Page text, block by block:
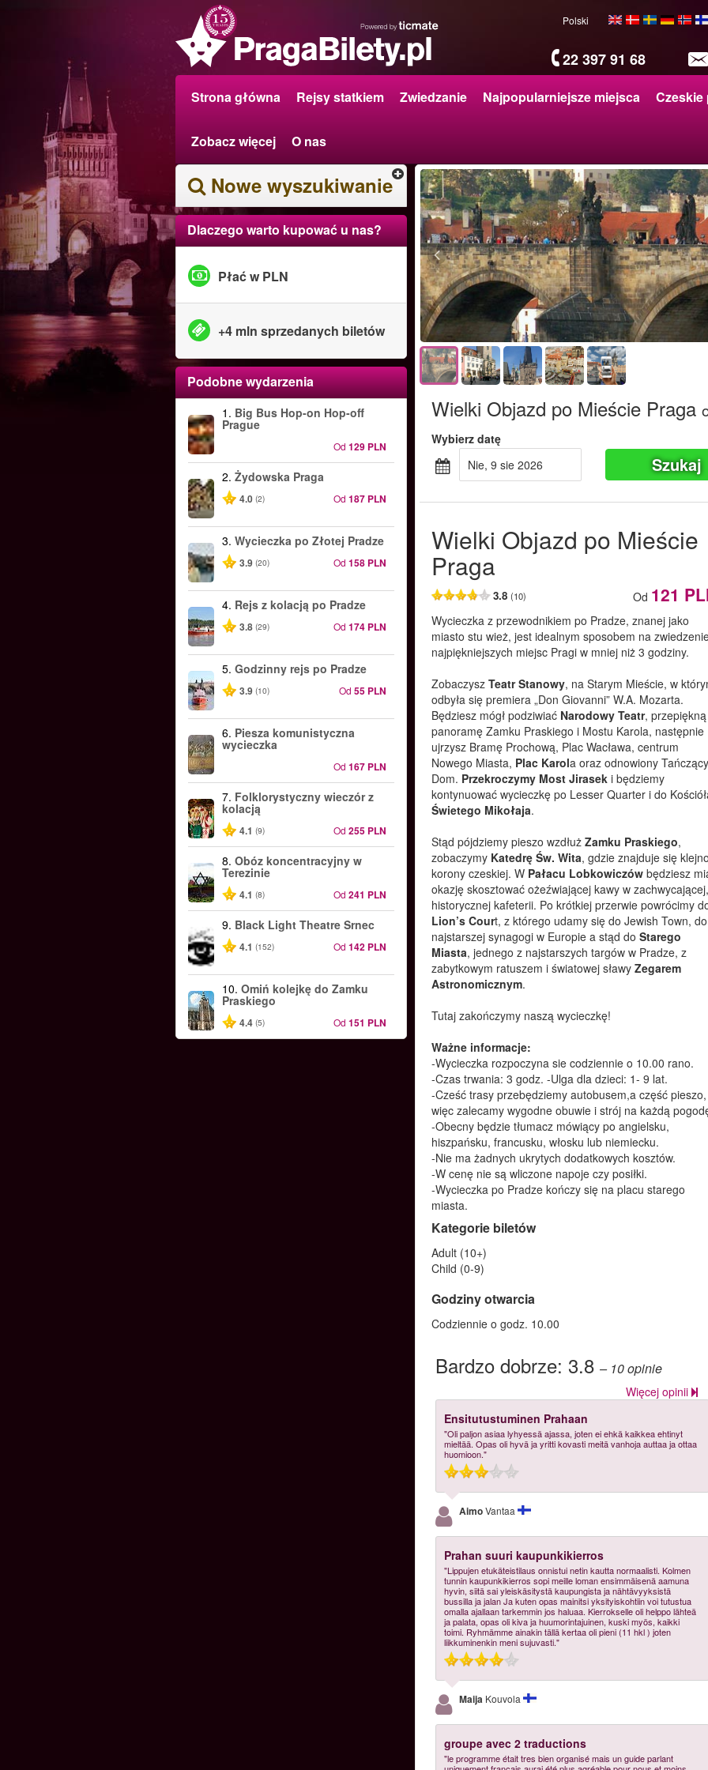
22 397 91 68
Polski
Strona główna Rejsy statkiem Zwiedzanie Najpopularniejsze miejsca Czeskie
Zobacz więcej O nas
Nowe wyszukiwanie
Dlaczego warto kupować u nas?
Płać w PLN
+4 mln sprzedanych biletów
Podobne wydarzenia
1. Big Bus Hop-on Hop-off
Prague
Od 129 PLN
2. Żydowska Praga
4.0 (2) Od 187 PLN
3. Wycieczka po Złotej Pradze
3.9 (20) Od 158 PLN
4. Rejs z kolacją po Pradze
3.8 (29) Od 174 PLN
5. Godzinny rejs po Pradze
3.9 (10) Od 55 PLN
6. Piesza komunistyczna
wycieczka
Od 167 PLN
7. Folklorystyczny wieczór z
kolacją
4.1 (9) Od 255 PLN
8. Obóz koncentracyjny w
Terezinie
4.1 (8) Od 241 PLN
9. Black Light Theatre Srnec
4.1 (152) Od 142 PLN
10. Omiń kolejkę do Zamku
Praskiego
4.4 (5) Od 151 PLN
Wielki Objazd po Mieście Praga
Wybierz datę
nie, 9 sie 2026
Szukaj
Wielki Objazd po Mieście
Praga
3.8(10) Od 121
Wycieczka z przewodnikiem po Pradze, znanej jako
miasto stu wież, jest idealnym sposobem na
najpiękniejszych miejsc Pragi w mniej niż 3 godziny.
Zobaczysz Teatr Stanowy, na Starym Mieście, w
odbyła się premiera „Don Giovanni” W.A. Mozarta.
Będziesz mógł podziwiać Narodowy Teatr, przepiękną
panoramę Zamku Praskiego i Mostu Karola, następnie
ujrzysz Bramę Prochową, Plac Wacława, centrum
Nowego Miasta, Plac Karola oraz odnowiony
Dom. Przekroczymy Most Jirasek i będziemy
kontynuować wycieczkę po Lesser Quarter i do
Świetego Mikołaja.
Stąd pójdziemy pieszo wzdłużZamku Praskiego,
zobaczymy Katedrę Św. Wita, gdzie znajduje się
korony czeskiej. W Pałacu Lobkowiczów będziesz
okazję skosztować ożeźwiającej kawy w
historycznej kafeterii. Po krótkiej przerwie powrócimy
Lion’s Court, z którego udamy się do Jewish Town, do
najstarszej synagogi w Europie a stąd doStarego
Miasta, jednego z najstarszych targów w Pradze, z
zabytkowym ratuszem i światowej sławyZegarem
Astronomicznym.
Tutaj zakończymy naszą wycieczkę!
Ważne informacje:
-Wycieczka rozpoczyna sie codziennie o 10.00 rano.
-Czas trwania: 3 godz. -Ulga dla dzieci: 1- 9 lat.
-Cześć trasy przebędziemy autobusem,a część pieszo,
więc zalecamy wygodne obuwie i strój na każdą
-Obecny będzie tłumacz mówiący po angielsku,
hiszpańsku, francusku, włosku lub niemiecku.
-Nie ma żadnych ukrytych dodatkowych kosztów.
-W cenę nie są wliczone napoje czy posiłki.
-Wycieczka po Pradze kończy się na placu starego
miasta.
Kategorie biletów
Adult (10+)
Child (0-9)
Godziny otwarcia
Codziennie o godz. 10.00
Bardzo dobrze: 3.8– 10opinie
Więcej opinii
Ensitutustuminen Prahaan
"Oli paljon asiaa lyhyessä ajassa, joten ei ehkä kaikkea ehtinyt
mieltää. Opas oli hyvä ja yritti kovasti meitä vanhoja auttaa ja ottaa
huomioon."
AimoVantaa
Prahan suuri kaupunkikierros
"Lippujen etukäteistilaus onnistui netin kautta normaalisti. Kolmen
tunnin kaupunkikierros sopi meille loman ensimmäisenä aamuna
hyvin, siitä sai yleiskäsitystä kaupungista ja nähtävyyksistä
bussilla ja jalan Ja kuten opas mainitsi yksityiskohtiin voi tutustua
omalla ajallaan tarkemmin jos haluaa. Kierrokselle oli helppo lähteä
ja palata, opas oli kiva ja huumorintajuinen, kuski myös, kaikki
toimi. Ryhmämme ainakin tällä kertaa oli pieni (11 hkl ) joten
liikkuminenkin meni sujuvasti."
Maija Kouvola
groupe avec 2 traductions
"le programme était tres bien organisé mais un guide parlant